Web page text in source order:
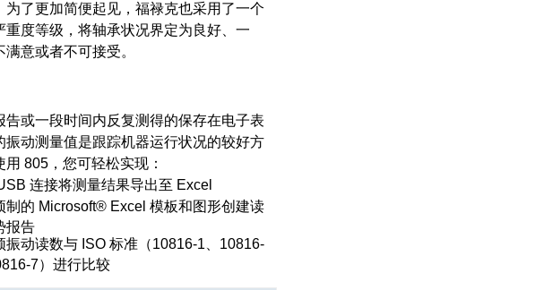
为了更加简便起见，福禄克也采用了一个
重度等级，将轴承状况界定为良好、一
满意或者不可接受。
告或一段时间内反复测得的保存在电子表
振动测量值是跟踪机器运行状况的较好方
用 805，您可轻松实现：
连接将测量结果导出至 Excel
制的 Microsoft® Excel 模板和图形创建读
报告
振动读数与 ISO 标准（10816-1、10816-
7）进行比较